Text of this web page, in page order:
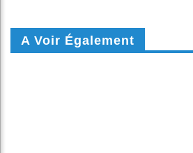
A Voir Également